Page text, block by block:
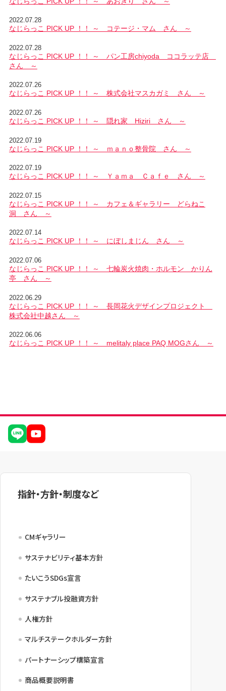
2022.07.28
なじらっこ PICK UP ！！ ～ コテージ・マム さん ～
2022.07.28
なじらっこ PICK UP ！！ ～ パン工房chiyoda ココラッテ店
さん ～
2022.07.26
なじらっこ PICK UP ！！ ～ 株式会社マスカガミ さん ～
2022.07.26
なじらっこ PICK UP ！！ ～ 隠れ家 Hiziri さん ～
2022.07.19
なじらっこ PICK UP ！！ ～ ｍａｎｏ整骨院 さん ～
2022.07.19
なじらっこ PICK UP ！！ ～ Ｙａｍａ Ｃａｆｅ さん ～
2022.07.15
なじらっこ PICK UP ！！ ～ カフェ＆ギャラリー どらねこ
洞 さん ～
2022.07.14
なじらっこ PICK UP ！！ ～ にぼしまじん さん ～
2022.07.06
なじらっこ PICK UP ！！ ～ 七輪炭火焼肉・ホルモン かりん
亭 さん ～
2022.06.29
なじらっこ PICK UP ！！ ～ 長岡花火デザインプロジェクト
株式会社中越さん ～
2022.06.06
なじらっこ PICK UP ！！ ～ melitaly place PAQ MOGさん ～
指針・方針・制度など
CMギャラリー
サステナビリティ基本方針
たいこうSDGs宣言
サステナブル投融資方針
人権方針
マルチステークホルダー方針
パートナーシップ構築宣言
商品概要説明書